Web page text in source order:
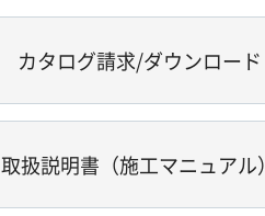
カタログ請求/ダウンロード
取扱説明書（施工マニュアル）